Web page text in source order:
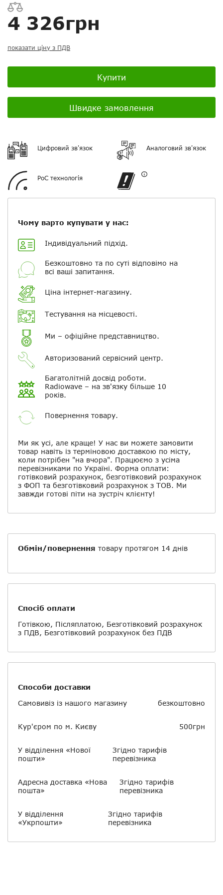
4 326грн
показати ціну з ПДВ
Купити
Швидке замовлення
Цифровий зв'язок Аналоговий зв'язок
PoC технологія
Чому варто купувати у нас:
Індивідуальний підхід.
Безкоштовно та по суті відповімо на
всі ваші запитання.
Ціна інтернет-магазину.
Тестування на місцевості.
Ми – офіційне представництво.
Авторизований сервісний центр.
Багатолітній досвід роботи.
Radiowave – на зв'язку більше 10
років.
Повернення товару.
Ми як усі, але краще! У нас ви можете замовити
товар навіть із терміновою доставкою по місту,
коли потрібен "на вчора". Працюємо з усіма
перевізниками по Україні. Форма оплати:
готівковий розрахунок, безготівковий розрахунок
з ФОП та безготівковий розрахунок з ТОВ. Ми
завжди готові піти на зустріч клієнту!
Обмін/повернення товару протягом 14 днів
Спосіб оплати
Готівкою, Післяплатою, Безготівковий розрахунок
з ПДВ, Безготівковий розрахунок без ПДВ
Способи доставки
Самовивіз із нашого магазину
безкоштовно
Кур'єром по м. Києву 500грн
У відділення «Нової
пошти»
Згідно тарифів
перевізника
Адресна доставка «Нова
пошта»
Згідно тарифів
перевізника
У відділення
«Укрпошти»
Згідно тарифів
перевізника
Ваш відгук:
+ Вибрати файли
Ваше ім'я
Електронна пошта
Повідомляти про відповіді по
Скасувати